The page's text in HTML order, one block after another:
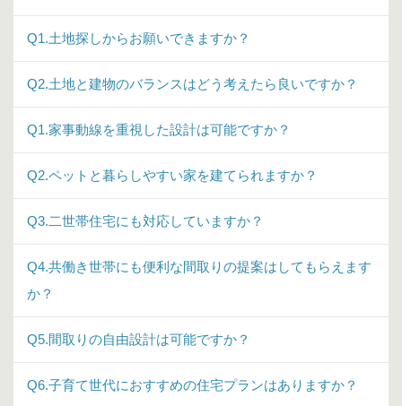
Q1.土地探しからお願いできますか？
Q2.土地と建物のバランスはどう考えたら良いですか？
Q1.家事動線を重視した設計は可能ですか？
Q2.ペットと暮らしやすい家を建てられますか？
Q3.二世帯住宅にも対応していますか？
Q4.共働き世帯にも便利な間取りの提案はしてもらえます
か？
Q5.間取りの自由設計は可能ですか？
Q6.子育て世代におすすめの住宅プランはありますか？